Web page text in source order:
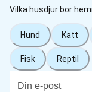
Vilka husdjur bor
Hund Katt
Fisk Reptil